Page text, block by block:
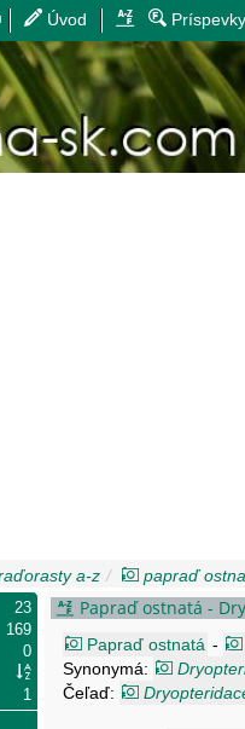
Úvod Príspevky
a-z papraď
Papraď ostnatá -
Papraď ostnatá -
Synonymá:
Čeľaď:
23
169
0
1